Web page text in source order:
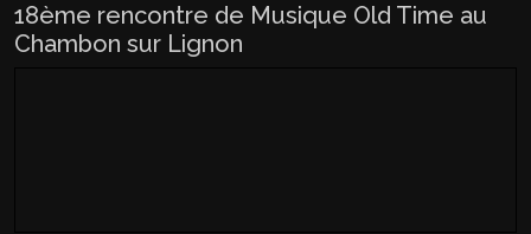
18ème rencontre de Musique Old Time au
Chambon sur Lignon